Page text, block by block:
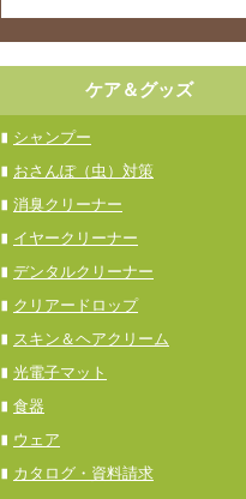
ケア＆グッズ
シャンプー
おさんぽ（虫）対策
消臭クリーナー
イヤークリーナー
デンタルクリーナー
クリアードロップ
スキン＆ヘアクリーム
光電子マット
食器
ウェア
カタログ・資料請求